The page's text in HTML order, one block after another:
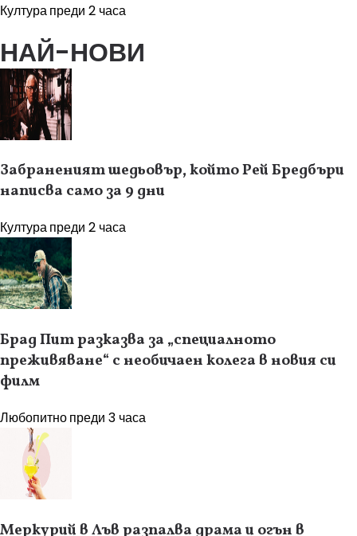
Културапреди 2 часа
НАЙ-НОВИ
Забраненият шедьовър, който Рей Бредбъри
написва само за 9 дни
Културапреди 2 часа
Брад Пит разказва за „специалното
преживяване“ с необичаен колега в новия си
филм
Любопитнопреди 3 часа
Меркурий в Лъв разпалва драма и огън в